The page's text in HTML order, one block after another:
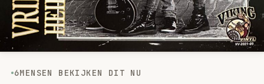
6MENSEN BEKIJKEN DIT NU